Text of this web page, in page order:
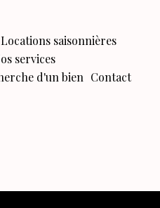
Locations saisonnières
services
d'un bien Contact